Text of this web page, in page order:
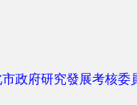
政府研究發展考核委